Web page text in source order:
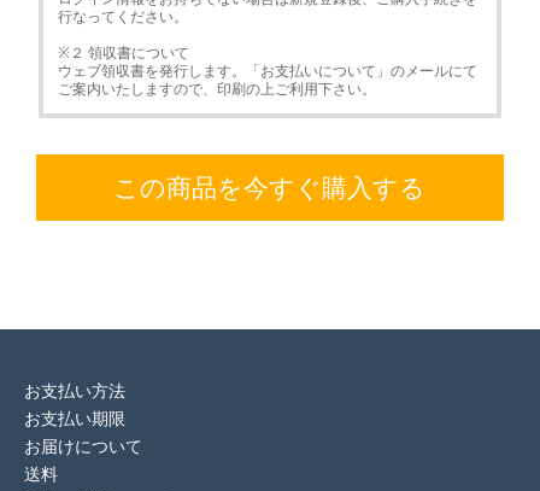
行なってください。
※２ 領収書について
ウェブ領収書を発行します。「お支払いについて」のメールにて
ご案内いたしますので、印刷の上ご利用下さい。
この商品を今すぐ購入する
お支払い方法
お支払い期限
お届けについて
送料